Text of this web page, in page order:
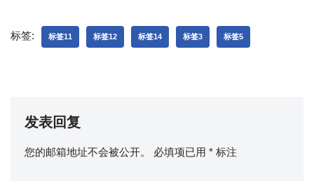
标签: 标签11 标签12 标签14 标签3 标签5
发表回复
您的邮箱地址不会被公开。 必填项已用 * 标注